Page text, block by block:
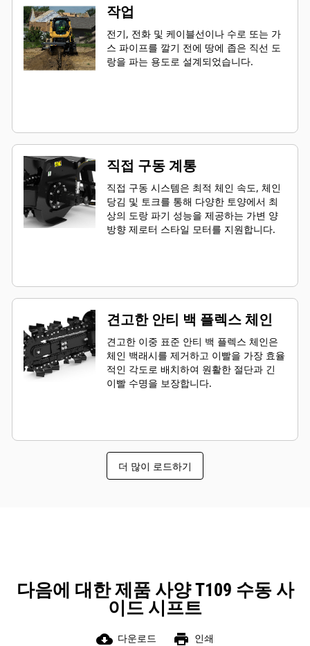
작업
전기, 전화 및 케이블선이나 수로 또는 가
스 파이프를 깔기 전에 땅에 좁은 직선 도
랑을 파는 용도로 설계되었습니다.
직접 구동 계통
직접 구동 시스템은 최적 체인 속도, 체인
당김 및 토크를 통해 다양한 토양에서 최
상의 도랑 파기 성능을 제공하는 가변 양
방향 제로터 스타일 모터를 지원합니다.
견고한 안티 백 플렉스 체인
견고한 이중 표준 안티 백 플렉스 체인은
체인 백래시를 제거하고 이빨을 가장 효율
적인 각도로 배치하여 원활한 절단과 긴
이빨 수명을 보장합니다.
더 많이 로드하기
다음에 대한 제품 사양 T109 수동 사
이드 시프트
cloud_download 다운로드 print 인쇄